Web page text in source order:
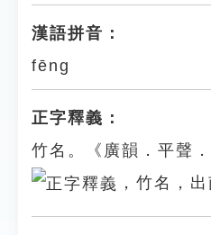
漢語拼音：
fēng
正字釋義：
竹名。《廣韻．平聲
，竹名，出